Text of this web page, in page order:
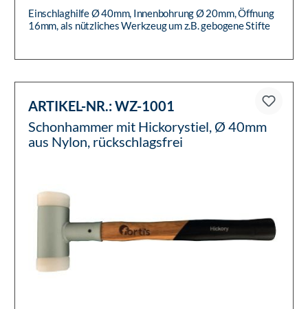
Einschlaghilfe Ø 40mm, Innenbohrung Ø 20mm, Öffnung
16mm, als nützliches Werkzeug um z.B. gebogene Stifte
ARTIKEL-NR.:WZ-1001
Schonhammer mit Hickorystiel, Ø 40mm
aus Nylon, rückschlagsfrei